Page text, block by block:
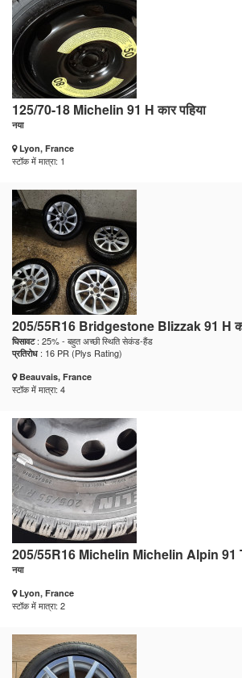
125/70-18 Michelin 91 H कार पहिया
नया
Lyon, France
स्टॉक में मात्रा: 1
205/55R16 Bridgestone Blizzak 91 H
घिसावट: 25% - बहुत अच्छी स्थिति सेकंड-हैंड
प्रतिरोध : 16 PR (Plys Rating)
Beauvais, France
स्टॉक में मात्रा: 4
205/55R16 Michelin Michelin Alpin 91 T
नया
Lyon, France
स्टॉक में मात्रा: 2